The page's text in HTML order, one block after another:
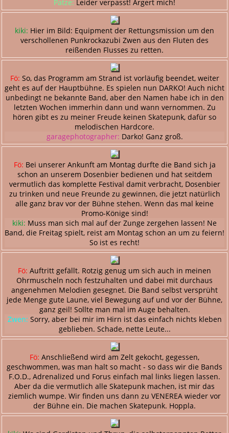
Patze: Leider verpasst! Ärgert mich!
kiki: Hier im Bild: Equipment der Rettungsmission um den
verschollenen Punkrockazubi Zwen aus den Fluten des
reißenden Flusses zu retten.
Fö: So, das Programm am Strand ist vorläufig beendet, weiter
geht es auf der Hauptbühne. Es spielen nun DARKO! Auch nicht
unbedingt ne bekannte Band, aber den Namen habe ich in den
letzten Wochen immerhin dann und wann vernommen. Zu
hören gibt es zu meiner Freude keinen Skatepunk, dafür so
melodischen Hardcore.
garagephotographer: Darko! Ganz groß.
Fö: Bei unserer Ankunft am Montag durfte die Band sich ja
schon an unserem Dosenbier bedienen und hat seitdem
vermutlich das komplette Festival damit verbracht, Dosenbier
zu trinken und neue Freunde zu gewinnen, die jetzt natürlich
alle ganz brav vor der Bühne stehen. Wenn das mal keine
Promo-Könige sind!
kiki: Muss man sich mal auf der Zunge zergehen lassen! Ne
Band, die Freitag spielt, reist am Montag schon an um zu feiern!
So ist es recht!
Fö: Auftritt gefällt. Rotzig genug um sich auch in meinen
Ohrmuscheln noch festzuhalten und dabei mit durchaus
angenehmen Melodien gesegnet. Die Band selbst versprüht
jede Menge gute Laune, viel Bewegung auf und vor der Bühne,
ganz geil! Sollte man mal im Auge behalten.
Zwen: Sorry, aber bei mir im Hirn ist das einfach nichts kleben
geblieben. Schade, nette Leute...
Fö: Anschließend wird am Zelt gekocht, gegessen,
geschwommen, was man halt so macht - so dass wir die Bands
F.O.D., Adrenalized und Forus einfach mal links liegen lassen.
Aber da die vermutlich alle Skatepunk machen, ist mir das
ziemlich wumpe. Wir finden uns dann zu VENEREA wieder vor
der Bühne ein. Die machen Skatepunk. Hoppla.